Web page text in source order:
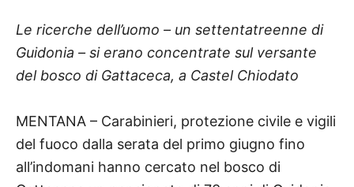
Le ricerche dell’uomo – un settentatreenne di
Guidonia – si erano concentrate sul versante
del bosco di Gattaceca, a Castel Chiodato
MENTANA – Carabinieri, protezione civile e vigili
del fuoco dalla serata del primo giugno fino
all’indomani hanno cercato nel bosco di